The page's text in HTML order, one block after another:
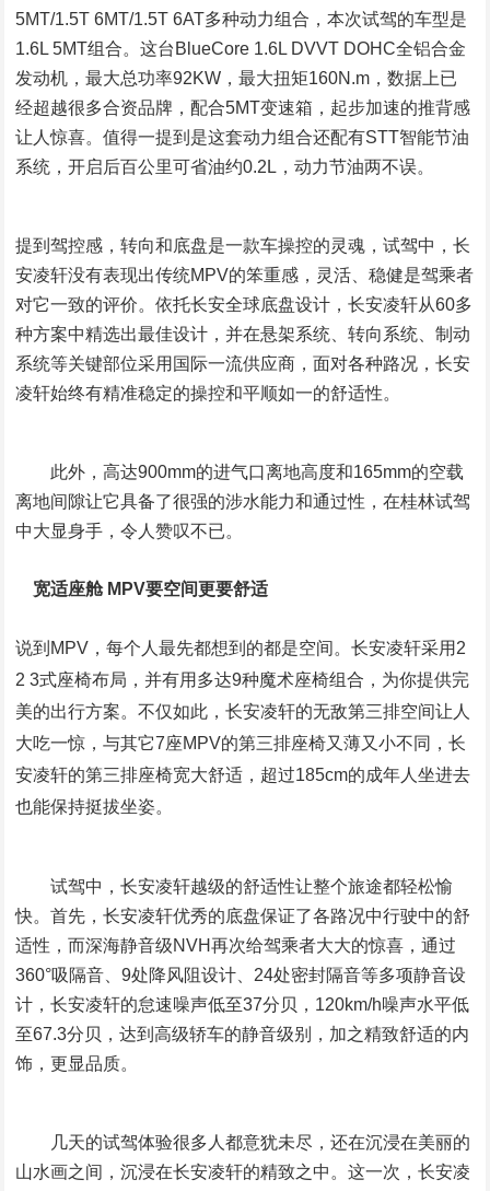
5MT/1.5T 6MT/1.5T 6AT多种动力组合，本次试驾的车型是
1.6L 5MT组合。这台BlueCore 1.6L DVVT DOHC全铝合金
发动机，最大总功率92KW，最大扭矩160N.m，数据上已
经超越很多合资品牌，配合5MT变速箱，起步加速的推背感
让人惊喜。值得一提到是这套动力组合还配有STT智能节油
系统，开启后百公里可省油约0.2L，动力节油两不误。
提到驾控感，转向和底盘是一款车操控的灵魂，试驾中，长
安凌轩没有表现出传统MPV的笨重感，灵活、稳健是驾乘者
对它一致的评价。依托长安全球底盘设计，长安凌轩从60多
种方案中精选出最佳设计，并在悬架系统、转向系统、制动
系统等关键部位采用国际一流供应商，面对各种路况，长安
凌轩始终有精准稳定的操控和平顺如一的舒适性。
此外，高达900mm的进气口离地高度和165mm的空载
离地间隙让它具备了很强的涉水能力和通过性，在桂林试驾
中大显身手，令人赞叹不已。
宽适座舱 MPV要空间更要舒适
说到MPV，每个人最先都想到的都是空间。长安凌轩采用2
2 3式座椅布局，并有用多达9种魔术座椅组合，为你提供完
美的出行方案。不仅如此，长安凌轩的无敌第三排空间让人
大吃一惊，与其它7座MPV的第三排座椅又薄又小不同，长
安凌轩的第三排座椅宽大舒适，超过185cm的成年人坐进去
也能保持挺拔坐姿。
试驾中，长安凌轩越级的舒适性让整个旅途都轻松愉
快。首先，长安凌轩优秀的底盘保证了各路况中行驶中的舒
适性，而深海静音级NVH再次给驾乘者大大的惊喜，通过
360°吸隔音、9处降风阻设计、24处密封隔音等多项静音设
计，长安凌轩的怠速噪声低至37分贝，120km/h噪声水平低
至67.3分贝，达到高级轿车的静音级别，加之精致舒适的内
饰，更显品质。
几天的试驾体验很多人都意犹未尽，还在沉浸在美丽的
山水画之间，沉浸在长安凌轩的精致之中。这一次，长安凌